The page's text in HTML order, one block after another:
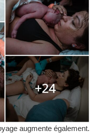
augmente également.